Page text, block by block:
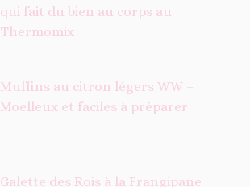
qui fait du bien au corps au
Thermomix
Muffins au citron légers WW –
Moelleux et faciles à préparer
Galette des Rois à la Frangipane